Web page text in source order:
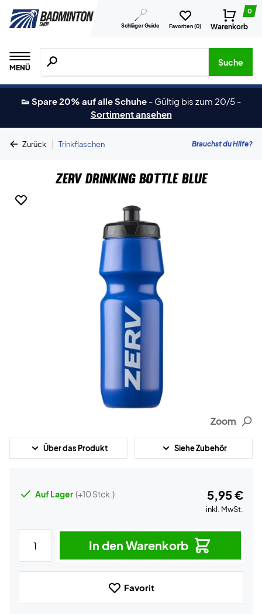
Schläger Guide Favoriten (0)
0
Warenkorb
MENÜ
Suche nach Produkten, Marken usw.
Suche
👟 Spare 20% auf alle Schuhe - Gültig bis zum 20/5 -
Sortiment ansehen
Zurück | Trinkflaschen Brauchst du Hilfe?
ZERV Drinking Bottle Blue
Zoom
Über das Produkt Siehe Zubehör
Auf Lager (+10 Stck.) 5,95 €
inkl. MwSt.
In den Warenkorb
Favorit